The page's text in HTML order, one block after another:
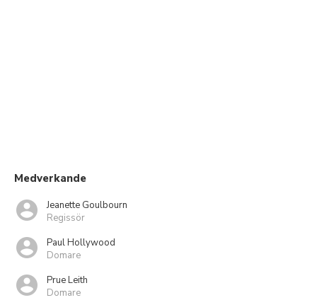
Medverkande
Jeanette Goulbourn
Regissör
Paul Hollywood
Domare
Prue Leith
Domare